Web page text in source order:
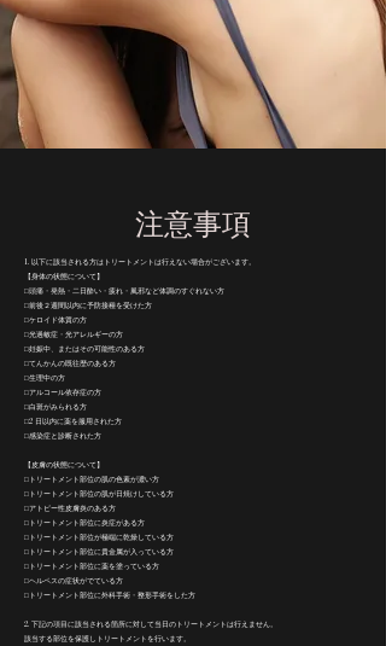
​​注意事項
1. 以下に該当される方はトリートメントは行えない場合がございます。
【身体の状態について】
□頭痛・発熱・二日酔い・疲れ・風邪など体調のすぐれない方
□前後２週間以内に予防接種を受けた方
□ケロイド体質の方
□光過敏症・光アレルギーの方
□妊娠中、またはその可能性のある方
□てんかんの既往歴のある方
□生理中の方
□アルコール依存症の方
□白斑がみられる方
□2 日以内に薬を服用された方
□感染症と診断された方
【皮膚の状態について】
□トリートメント部位の肌の色素が濃い方
□トリートメント部位の肌が日焼けしている方
□アトピー性皮膚炎のある方
□トリートメント部位に炎症がある方
□トリートメント部位が極端に乾燥している方
□トリートメント部位に貴金属が入っている方
□トリートメント部位に薬を塗っている方
□ヘルペスの症状がでている方
□トリートメント部位に外科手術・整形手術をした方
2. 下記の項目に該当される箇所に対して当日のトリートメントは行えません。
該当する部位を保護しトリートメントを行います。